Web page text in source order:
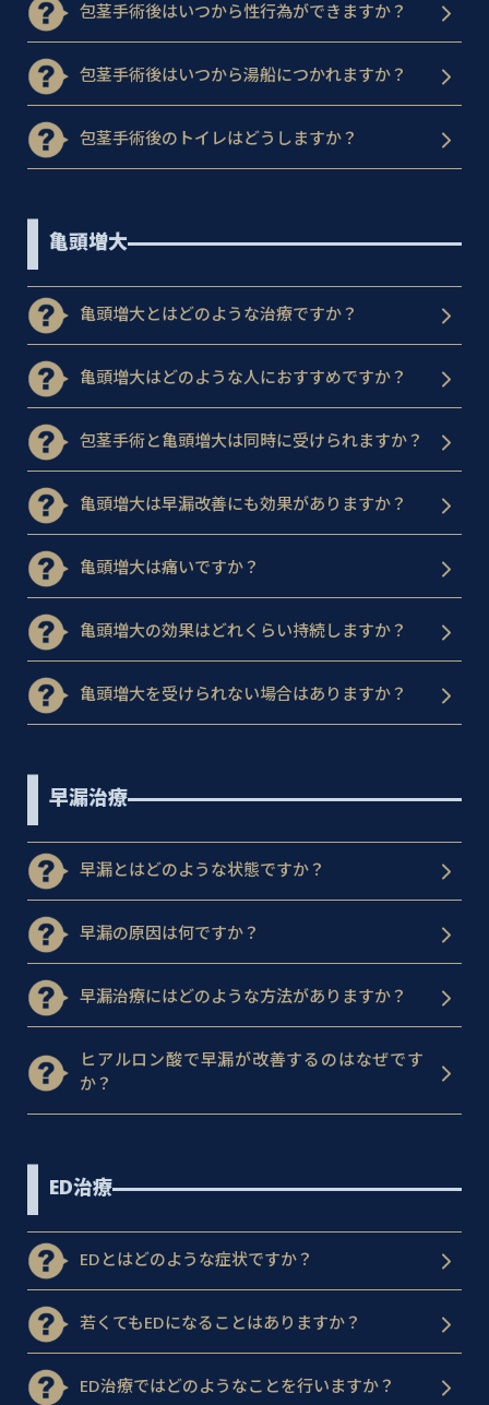
包茎手術後はいつから性行為ができますか？
包茎手術後はいつから湯船につかれますか？
包茎手術後のトイレはどうしますか？
亀頭増大
亀頭増大とはどのような治療ですか？
亀頭増大はどのような人におすすめですか？
包茎手術と亀頭増大は同時に受けられますか？
亀頭増大は早漏改善にも効果がありますか？
亀頭増大は痛いですか？
亀頭増大の効果はどれくらい持続しますか？
亀頭増大を受けられない場合はありますか？
早漏治療
早漏とはどのような状態ですか？
早漏の原因は何ですか？
早漏治療にはどのような方法がありますか？
ヒアルロン酸で早漏が改善するのはなぜです
か？
ED治療
EDとはどのような症状ですか？
若くてもEDになることはありますか？
ED治療ではどのようなことを行いますか？